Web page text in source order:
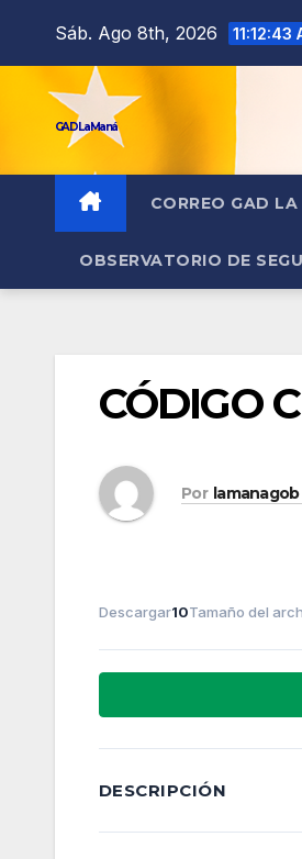
Sáb. Ago 8th, 2026 11:12:44
GAD La Maná
CORREO GAD
OBSERVATORIO DE
CÓDIGO
Por lamanagob
Descargar10Tamaño del
DESCRIPCIÓN